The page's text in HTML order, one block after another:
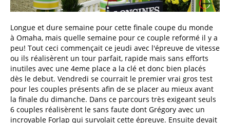
Longue et dure semaine pour cette finale coupe du monde
à Omaha, mais quelle semaine pour ce couple reformé il y a
peu! Tout ceci commençait ce jeudi avec l'épreuve de vitesse
ou ils réalisèrent un tour parfait, rapide mais sans efforts
inutiles avec une 4eme place a la clé et donc bien placés
dès le debut. Vendredi se courrait le premier vrai gros test
pour les couples présents afin de se placer au mieux avant
la finale du dimanche. Dans ce parcours très exigeant seuls
6 couples réalisèrent le sans faute dont Grégory avec un
incroyable Forlap qui survolait cette épreuve. Ensuite devait